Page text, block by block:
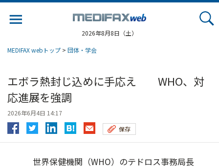
2026年8月8日（土）
MEDIFAX webトップ > 団体・学会
エボラ熱封じ込めに手応え WHO、対
応進展を強調
2026年6月4日 14:17
保存
世界保健機関（WHO）のテドロス事務局長